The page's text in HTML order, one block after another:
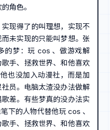
角色。
现得了的叫理想，实现不
未实现的只能叫梦想。张
的梦：玩 cos 、做游戏解
手、拯救世界、和他喜欢
也没加入动漫社，而是加
员。电脑太渣没办法做解
差。有些梦真的没办法实
下的人物代替他玩 cos 、
手、拯救世界、和他喜欢